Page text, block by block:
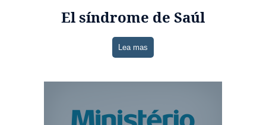
El síndrome de Saúl
Lea mas